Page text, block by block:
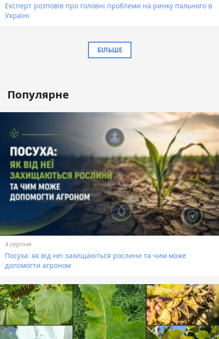
Експерт розповів про головні проблеми на ринку пального в
Україні
БІЛЬШЕ
Популярне
4 серпня
Посуха: як від неї захищаються рослини та чим може
допомогти агроном